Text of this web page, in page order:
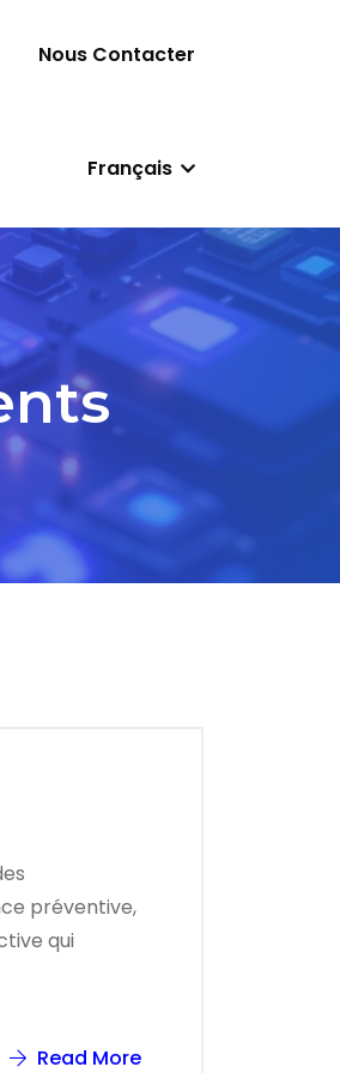
Nous Contacter
Français
préventive,
qui
Read More